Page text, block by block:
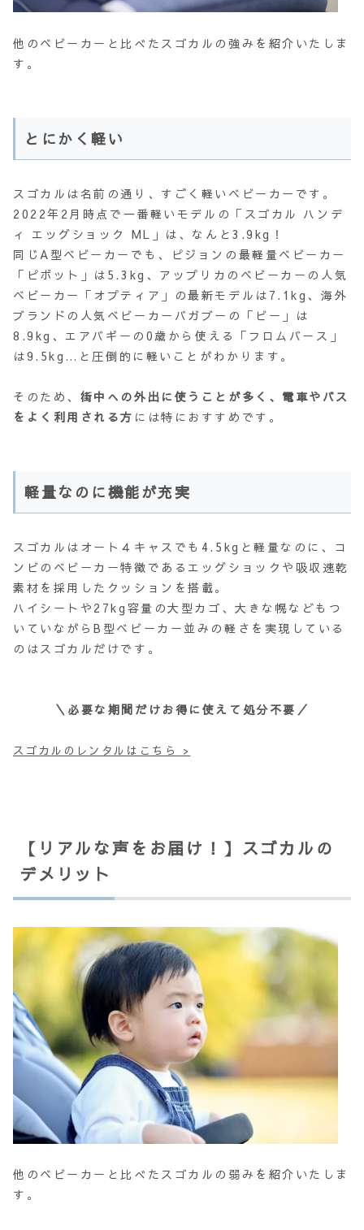
他のベビーカーと比べたスゴカルの強みを紹介いたしま
す。
とにかく軽い
スゴカルは名前の通り、すごく軽いベビーカーです。
2022年2月時点で一番軽いモデルの「スゴカル ハンデ
ィ エッグショック ML」は、なんと3.9kg！
同じA型ベビーカーでも、ピジョンの最軽量ベビーカー
「ピボット」は5.3kg、アップリカのベビーカーの人気
ベビーカー「オプティア」の最新モデルは7.1kg、海外
ブランドの人気ベビーカーバガブーの「ビー」は
8.9kg、エアバギーの0歳から使える「フロムバース」
は9.5kg…と圧倒的に軽いことがわかります。
そのため、 街中への外出に使うことが多く、電車やバス
をよく利用される方 には特におすすめです。
軽量なのに機能が充実
スゴカルはオート４キャスでも4.5kgと軽量なのに、コ
ンビのベビーカー特徴であるエッグショックや吸収速乾
素材を採用したクッションを搭載。
ハイシートや27kg容量の大型カゴ、大きな幌などもつ
いていながらB型ベビーカー並みの軽さを実現している
のはスゴカルだけです。
＼必要な期間だけお得に使えて処分不要／
スゴカルのレンタルはこちら >
【リアルな声をお届け！】スゴカルの
デメリット
他のベビーカーと比べたスゴカルの弱みを紹介いたしま
す。